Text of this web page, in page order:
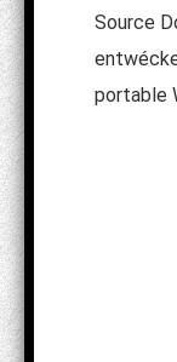
Source
portable